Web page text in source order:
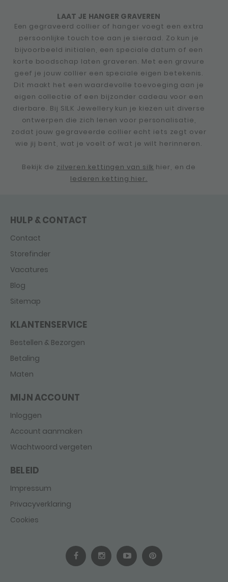
LAAT JE HANGER GRAVEREN
Een gegraveerd collier of hanger voegt een extra
persoonlijke touch toe aan je sieraad. Zo kun je
bijvoorbeeld initialen, een speciale datum of een
korte boodschap laten graveren. Met een gravure
geef je jouw collier een speciale eigen betekenis.
Dit maakt het een waardevolle toevoeging aan je
eigen collectie of een bijzonder cadeau voor een
dierbare. Bij SILK Jewellery kun je kiezen uit diverse
ontwerpen die zich lenen voor personalisatie,
zodat jouw gegraveerde collier echt iets zegt over
wie jij bent, wat je voelt of wat je wilt herinneren.
Bekijk de zilveren kettingen van silk hier, en de
lederen ketting hier.
HULP & CONTACT
Contact
Storefinder
Vacatures
Blog
Sitemap
KLANTENSERVICE
Bestellen & Bezorgen
Betaling
Maten
MIJN ACCOUNT
Inloggen
Account aanmaken
Wachtwoord vergeten
BELEID
Impressum
Privacyverklaring
Cookies